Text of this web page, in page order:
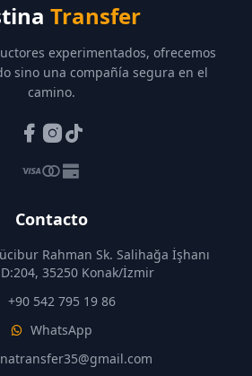
Transfer
experimentados, ofrecemos
sino una compañía segura en el
camino.
Contacto
Rahman Sk. Salihağa İşhanı
35250 Konak/İzmir
+90 542 795 19 86
WhatsApp